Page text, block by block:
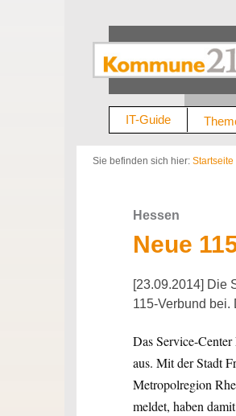
IT-Guide
Sie befinden sich hier: Startseite
Hessen
Neue
[23.09.2014] Die
115-Verbund bei.
Das Service-
aus. Mit der Stadt
Metropolregion
meldet, haben